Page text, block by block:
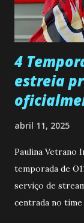
ter sido vítima
que a clínica
...
4
estreia
abril 11, 2025
Paulina Vetrano
temporada de
serviço de
centrada no time